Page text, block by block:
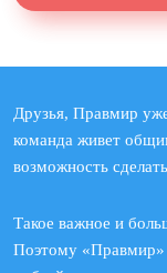
Друзья, Правмир
команда живет
возможность
Такое важное и
Поэтому «Правмир»